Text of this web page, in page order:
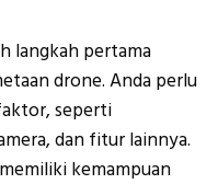
langkah pertama
drone. Anda perlu
seperti
dan fitur lainnya.
kemampuan